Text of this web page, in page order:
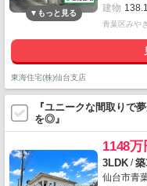
建物
青葉区みや
東海住宅(株)仙台支店
『ユニークな間取りで
を◎』
1148万
3LDK /
仙台市青